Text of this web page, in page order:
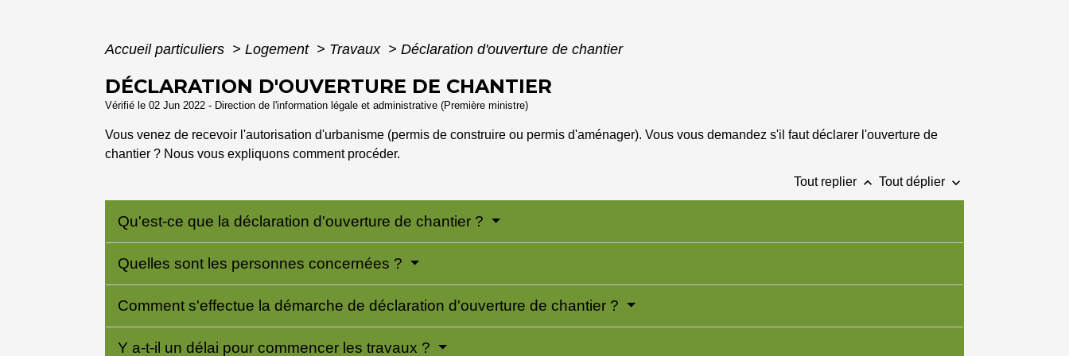
Accueil particuliers > Logement > Travaux > Déclaration d'ouverture de chantier
DÉCLARATION D'OUVERTURE DE CHANTIER
Vérifié le 02 Jun 2022 - Direction de l'information légale et administrative (Première ministre)
Vous venez de recevoir l'autorisation d'urbanisme (permis de construire ou permis d'aménager). Vous vous demandez s'il faut déclarer l'ouverture de
chantier ? Nous vous expliquons comment procéder.
Tout replier keyboard_arrow_up Tout déplier keyboard_arrow_down
Qu'est-ce que la déclaration d'ouverture de chantier ?
Quelles sont les personnes concernées ?
Comment s'effectue la démarche de déclaration d'ouverture de chantier ?
Y a-t-il un délai pour commencer les travaux ?